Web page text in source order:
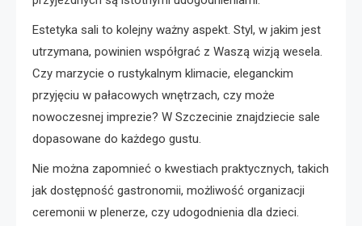
Estetyka sali to kolejny ważny aspekt. Styl, w jakim jest
utrzymana, powinien współgrać z Waszą wizją wesela.
Czy marzycie o rustykalnym klimacie, eleganckim
przyjęciu w pałacowych wnętrzach, czy może
nowoczesnej imprezie? W Szczecinie znajdziecie sale
dopasowane do każdego gustu.
Nie można zapomnieć o kwestiach praktycznych, takich
jak dostępność gastronomii, możliwość organizacji
ceremonii w plenerze, czy udogodnienia dla dzieci.